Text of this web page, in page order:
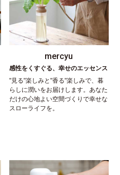
mercyu
感性をくすぐる、幸せのエッセンス
"見る"楽しみと"香る"楽しみで、暮
らしに潤いをお届けします。あなた
だけの心地よい空間づくりで幸せな
スローライフを。